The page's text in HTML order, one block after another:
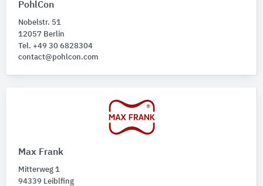
PohlCon
Nobelstr. 51
12057 Berlin
Tel. +49 30 6828304
contact@pohlcon.com
Max Frank
Mitterweg 1
94339 Leiblfing